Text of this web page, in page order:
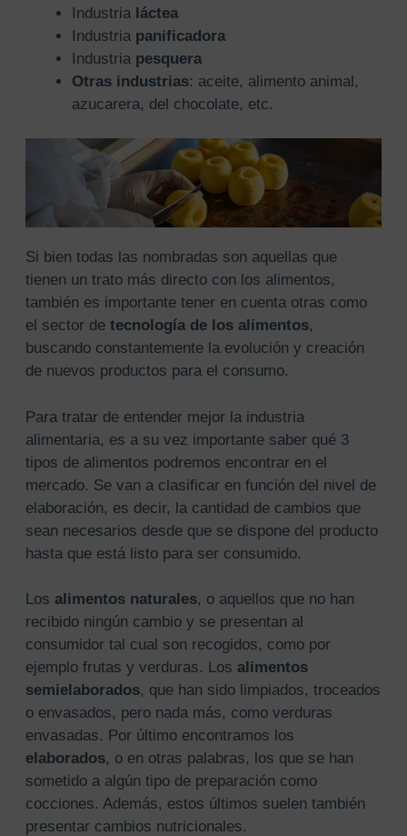
Industria láctea
Industria panificadora
Industria pesquera
Otras industrias: aceite, alimento animal,
azucarera, del chocolate, etc.
Si bien todas las nombradas son aquellas que
tienen un trato más directo con los alimentos,
también es importante tener en cuenta otras como
el sector de tecnología de los alimentos,
buscando constantemente la evolución y creación
de nuevos productos para el consumo.
Para tratar de entender mejor la industria
alimentaria, es a su vez importante saber qué 3
tipos de alimentos podremos encontrar en el
mercado. Se van a clasificar en función del nivel de
elaboración, es decir, la cantidad de cambios que
sean necesarios desde que se dispone del producto
hasta que está listo para ser consumido.
Los alimentos naturales, o aquellos que no han
recibido ningún cambio y se presentan al
consumidor tal cual son recogidos, como por
ejemplo frutas y verduras. Los alimentos
semielaborados, que han sido limpiados, troceados
o envasados, pero nada más, como verduras
envasadas. Por último encontramos los
elaborados, o en otras palabras, los que se han
sometido a algún tipo de preparación como
cocciones. Además, estos últimos suelen también
presentar cambios nutricionales.